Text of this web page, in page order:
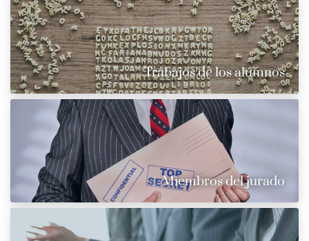
Trabajos de los alumnos
Miembros del jurado